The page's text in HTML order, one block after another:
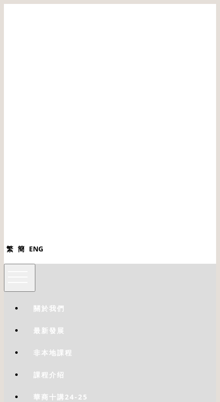
繁 簡 ENG
關於我們
最新發展
非本地課程
課程介绍
華商十講24-25